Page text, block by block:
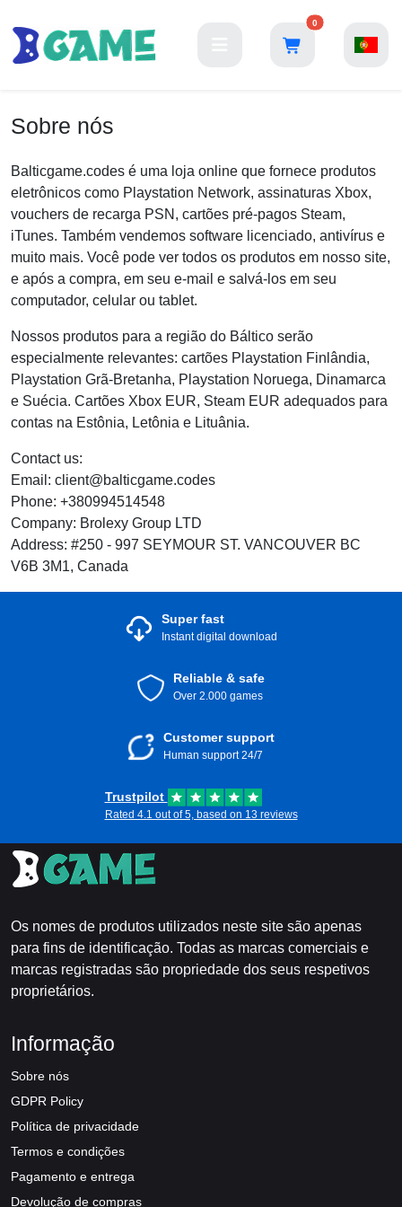
0
Sobre nós
Balticgame.codes é uma loja online que fornece produtos
eletrônicos como Playstation Network, assinaturas Xbox,
vouchers de recarga PSN, cartões pré-pagos Steam,
iTunes. Também vendemos software licenciado, antivírus e
muito mais. Você pode ver todos os produtos em nosso site,
e após a compra, em seu e-mail e salvá-los em seu
computador, celular ou tablet.
Nossos produtos para a região do Báltico serão
especialmente relevantes: cartões Playstation Finlândia,
Playstation Grã-Bretanha, Playstation Noruega, Dinamarca
e Suécia. Cartões Xbox EUR, Steam EUR adequados para
contas na Estônia, Letônia e Lituânia.
Contact us:
Email: client@balticgame.codes
Phone: +380994514548
Company: Brolexy Group LTD
Address: #250 - 997 SEYMOUR ST. VANCOUVER BC
V6B 3M1, Canada
Super fast
Instant digital download
Reliable & safe
Over 2.000 games
Customer support
Human support 24/7
Trustpilot
Rated 4.1 out of 5, based on 13 reviews
Os nomes de produtos utilizados neste site são apenas
para fins de identificação. Todas as marcas comerciais e
marcas registradas são propriedade dos seus respetivos
proprietários.
Informação
Sobre nós
GDPR Policy
Política de privacidade
Termos e condições
Pagamento e entrega
Devolução de compras